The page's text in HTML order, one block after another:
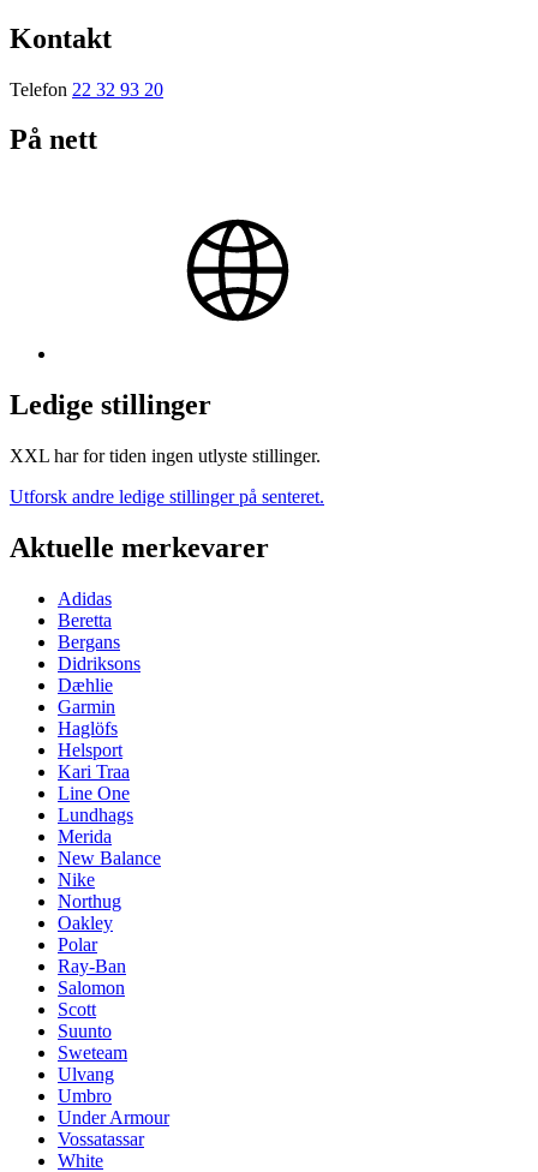
Kontakt
Telefon 22 32 93 20
På nett
Ledige stillinger
XXL har for tiden ingen utlyste stillinger.
Utforsk andre ledige stillinger på senteret.
Aktuelle merkevarer
Adidas
Beretta
Bergans
Didriksons
Dæhlie
Garmin
Haglöfs
Helsport
Kari Traa
Line One
Lundhags
Merida
New Balance
Nike
Northug
Oakley
Polar
Ray-Ban
Salomon
Scott
Suunto
Sweteam
Ulvang
Umbro
Under Armour
Vossatassar
White